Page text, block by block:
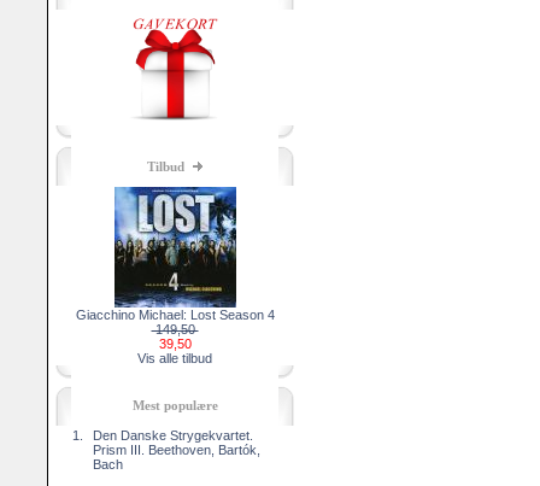
Tilbud
Giacchino Michael: Lost Season 4
149,50
39,50
Vis alle tilbud
Mest populære
1.
Den Danske Strygekvartet.
Prism III. Beethoven, Bartók,
Bach